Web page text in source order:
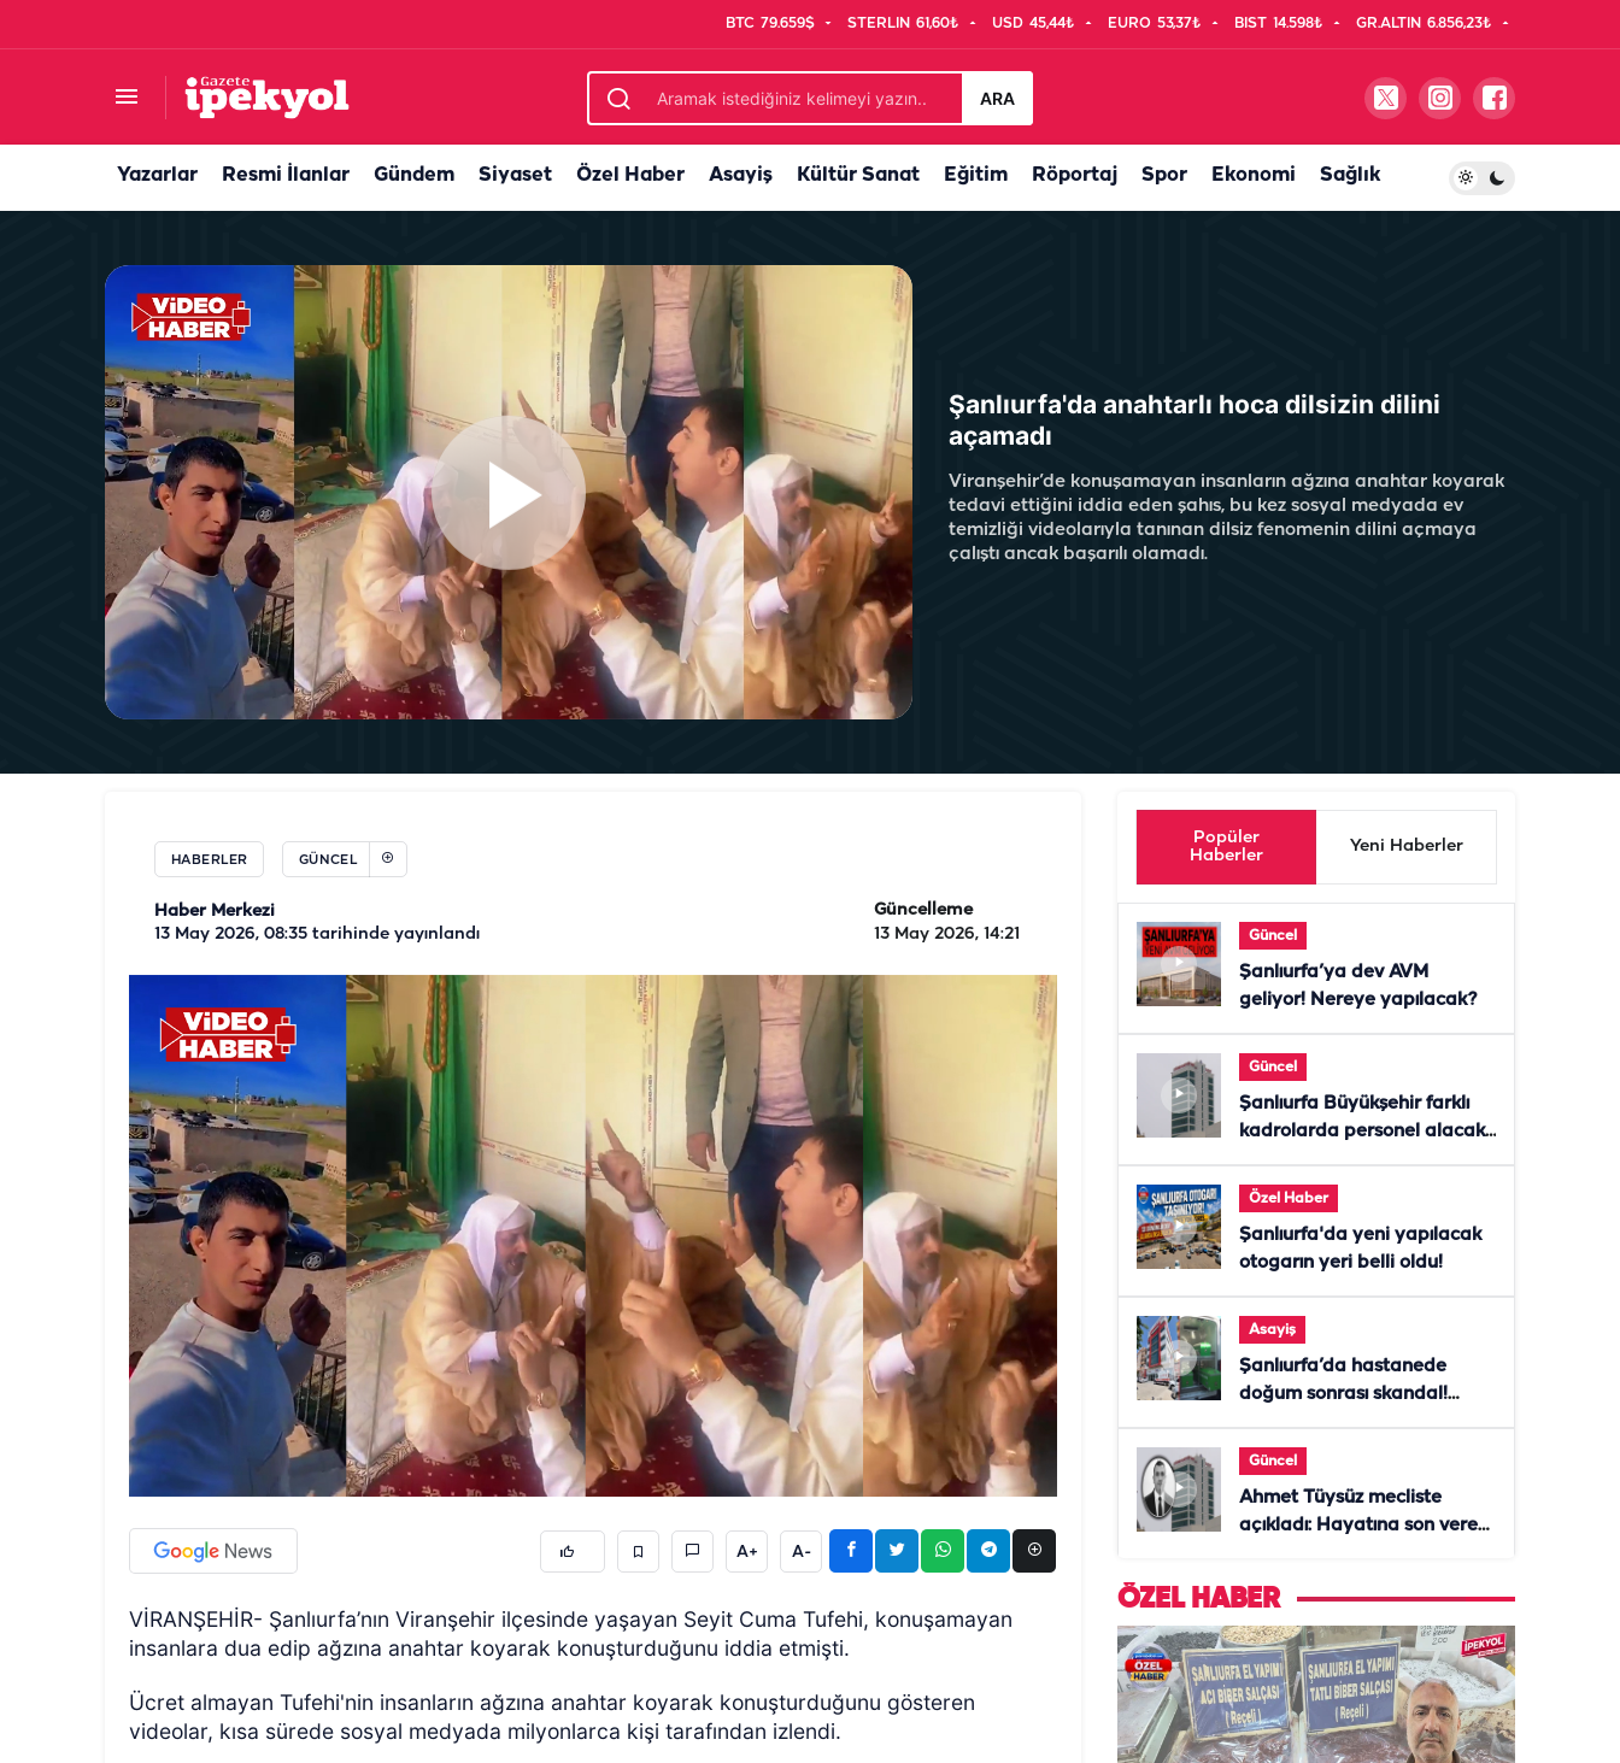
BTC 79.659$ STERLIN 61,60₺ USD 45,44₺ EURO 53,37₺ BIST 14.598₺ GR.ALTIN 6.856,23₺
ARA
Yazarlar Resmi İlanlar Gündem Siyaset Özel Haber Asayiş Kültür Sanat Eğitim Röportaj Spor Ekonomi Sağlık
Şanlıurfa'da anahtarlı hoca dilsizin dilini
açamadı
Viranşehir’de konuşamayan insanların ağzına anahtar koyarak
tedavi ettiğini iddia eden şahıs, bu kez sosyal medyada ev
temizliği videolarıyla tanınan dilsiz fenomenin dilini açmaya
çalıştı ancak başarılı olamadı.
HABERLER GÜNCEL
Haber Merkezi
13 May 2026, 08:35 tarihinde yayınlandı
Güncelleme
13 May 2026, 14:21
A+ A-
VİRANŞEHİR- Şanlıurfa’nın Viranşehir ilçesinde yaşayan Seyit Cuma Tufehi, konuşamayan
insanlara dua edip ağzına anahtar koyarak konuşturduğunu iddia etmişti.
Ücret almayan Tufehi'nin insanların ağzına anahtar koyarak konuşturduğunu gösteren
videolar, kısa sürede sosyal medyada milyonlarca kişi tarafından izlendi.
Popüler
Haberler
Yeni Haberler
Güncel
Şanlıurfa’ya dev AVM
geliyor! Nereye yapılacak?
Güncel
Şanlıurfa Büyükşehir farklı
kadrolarda personel alacak!
Özel Haber
Şanlıurfa'da yeni yapılacak
otogarın yeri belli oldu!
Asayiş
Şanlıurfa’da hastanede
doğum sonrası skandal!
Güncel
Ahmet Tüysüz mecliste
açıkladı: Hayatına son veren
ÖZEL HABER
Şanlıurfa'da uçak bileti alacaklar dikkat! Ajet'ten yurt içi biletlerde yüzde 30 indirim